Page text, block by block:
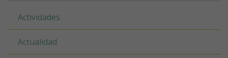
Actividades
Actualidad